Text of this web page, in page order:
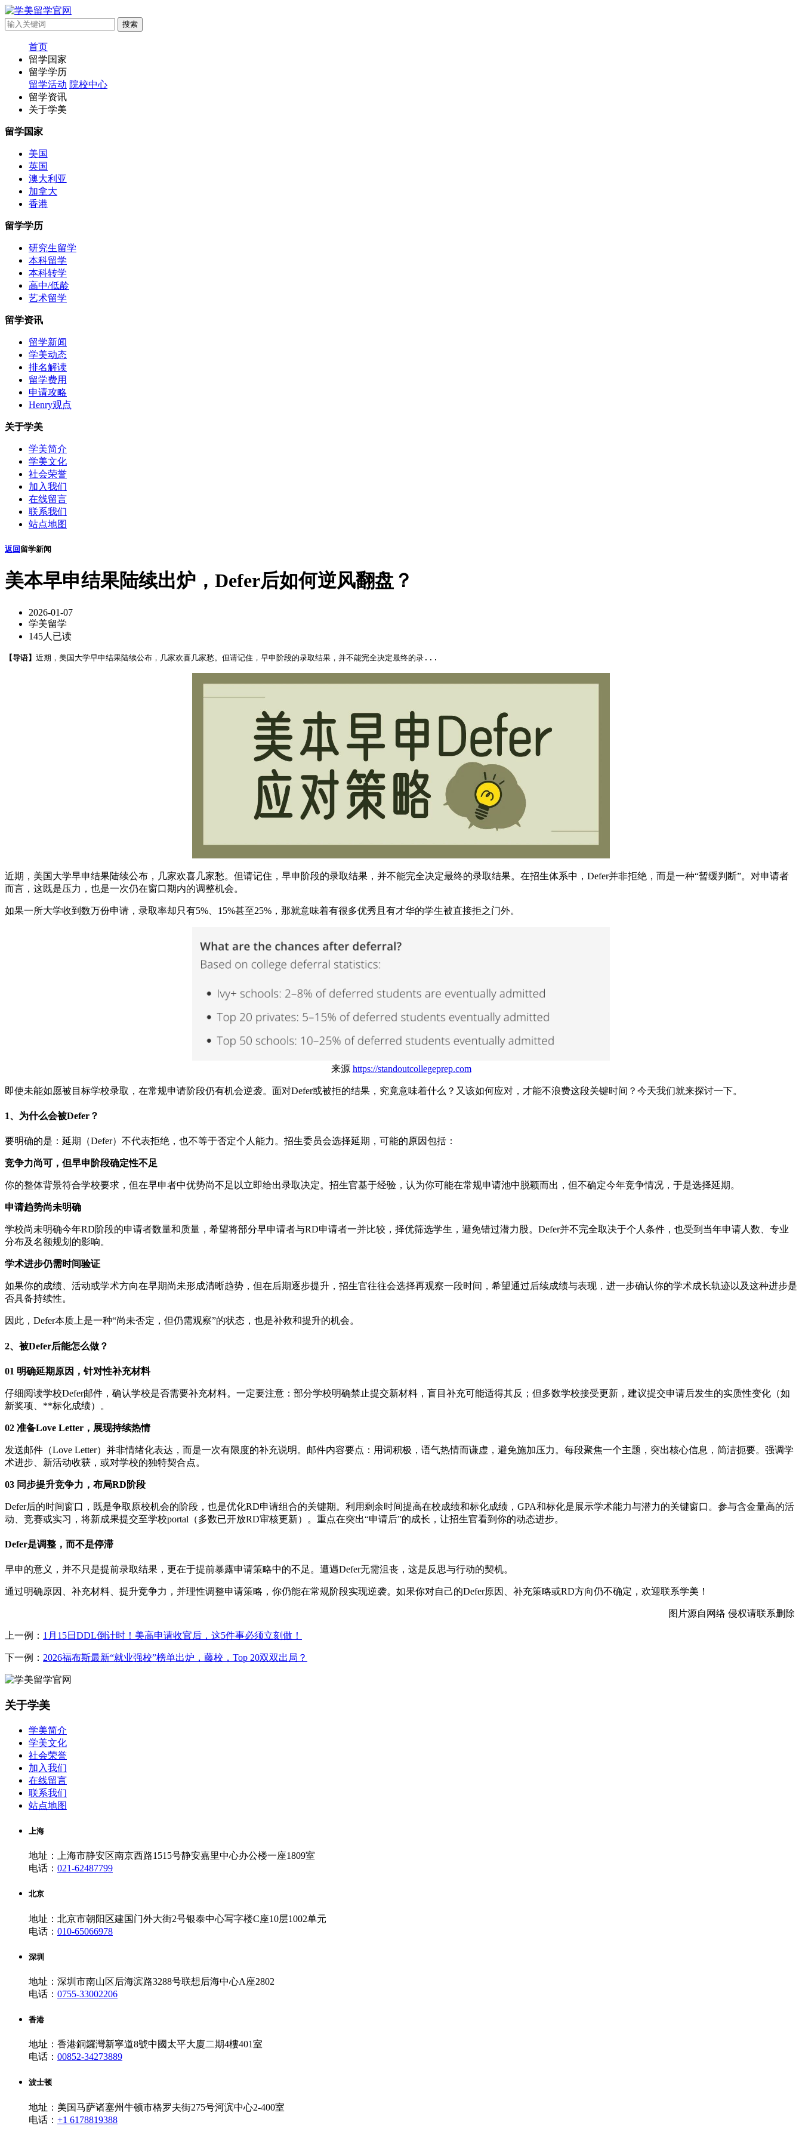
首页
留学国家
留学学历
留学活动 院校中心
留学资讯
关于学美
留学国家
美国
英国
澳大利亚
加拿大
香港
留学学历
研究生留学
本科留学
本科转学
高中/低龄
艺术留学
留学资讯
留学新闻
学美动态
排名解读
留学费用
申请攻略
Henry观点
关于学美
学美简介
学美文化
社会荣誉
加入我们
在线留言
联系我们
站点地图
返回 留学新闻
美本早申结果陆续出炉，Defer后如何逆风翻盘？
2026-01-07
学美留学
145人已读
【导语】 近期，美国大学早申结果陆续公布，几家欢喜几家愁。但请记住，早申阶段的录取结果，并不能完全决定最终的录...
近期，美国大学早申结果陆续公布，几家欢喜几家愁。但请记住，早申阶段的录取结果，并不能完全决定最终的录取结果。在招生体系中，Defer并非拒绝，而是一种“暂缓判断”。对申请者
而言，这既是压力，也是一次仍在窗口期内的调整机会。
如果一所大学收到数万份申请，录取率却只有5%、15%甚至25%，那就意味着有很多优秀且有才华的学生被直接拒之门外。
来源 https://standoutcollegeprep.com
即使未能如愿被目标学校录取，在常规申请阶段仍有机会逆袭。面对Defer或被拒的结果，究竟意味着什么？又该如何应对，才能不浪费这段关键时间？今天我们就来探讨一下。
1、为什么会被Defer？
要明确的是：延期（Defer）不代表拒绝，也不等于否定个人能力。招生委员会选择延期，可能的原因包括：
竞争力尚可，但早申阶段确定性不足‌‌
你的整体背景符合学校要求，但在早申者中优势尚不足以立即给出录取决定。招生官基于经验，认为你可能在常规申请池中脱颖而出，但不确定今年竞争情况，于是选择延期。
‌申请趋势尚未明确
学校尚未明确今年RD阶段的申请者数量和质量，希望将部分早申请者与RD申请者一并比较，择优筛选学生，避免错过潜力股。Defer并不完全取决于个人条件，也受到当年申请人数、专业
分布及名额规划的影响。
‌学术进步仍需时间验证
如果你的成绩、活动或学术方向在早期尚未形成清晰趋势，但在后期逐步提升，招生官往往会选择再观察一段时间，希望通过后续成绩与表现，进一步确认你的学术成长轨迹以及这种进步是
否具备持续性。
因此，Defer本质上是一种“尚未否定，但仍需观察”的状态，也是补救和提升的机会。
2、被Defer后能怎么做？
01 ‌明确延期原因，针对性补充材料
仔细阅读学校Defer邮件，确认学校是否需要补充材料。一定要注意：部分学校明确禁止提交新材料，盲目补充可能适得其反；但多数学校接受更新，建议提交申请后发生的实质性变化（如
新奖项、**标化成绩）。
02 ‌‌准备Love Letter，展现持续热情
发送邮件（Love Letter）并非情绪化表达，而是一次有限度的补充说明。邮件内容要点：用词积极，语气热情而谦虚，避免施加压力。每段聚焦一个主题，突出核心信息，简洁扼要。强调学
术进步、新活动收获，或对学校的独特契合点。
03 ‌‌‌同步提升竞争力，布局RD阶段
Defer后的时间窗口，既是争取原校机会的阶段，也是优化RD申请组合的关键期。利用剩余时间提高在校成绩和标化成绩，GPA和标化是展示学术能力与潜力的关键窗口。参与含金量高的活
动、竞赛或实习，将新成果提交至学校portal（多数已开放RD审核更新）。重点在突出“申请后”的成长，让招生官看到你的动态进步。
Defer是调整，而不是停滞
早申的意义，并不只是提前录取结果，更在于提前暴露申请策略中的不足。遭遇Defer无需沮丧，这是反思与行动的契机。
通过明确原因、补充材料、提升竞争力，并理性调整申请策略，你仍能在常规阶段实现逆袭。如果你对自己的Defer原因、补充策略或RD方向仍不确定，欢迎联系学美！
图片源自网络 侵权请联系删除
上一例： 1月15日DDL倒计时！美高申请收官后，这5件事必须立刻做！
下一例： 2026福布斯最新“就业强校”榜单出炉，藤校，Top 20双双出局？
关于学美
学美简介
学美文化
社会荣誉
加入我们
在线留言
联系我们
站点地图
上海
地址：上海市静安区南京西路1515号静安嘉里中心办公楼一座1809室
电话： 021-62487799
北京
地址：北京市朝阳区建国门外大街2号银泰中心写字楼C座10层1002单元
电话： 010-65066978
深圳
地址：深圳市南山区后海滨路3288号联想后海中心A座2802
电话： 0755-33002206
香港
地址：香港銅鑼灣新寧道8號中國太平大廈二期4樓401室
电话： 00852-34273889
波士顿
地址：美国马萨诸塞州牛顿市格罗夫街275号河滨中心2-400室
电话： +1 6178819388